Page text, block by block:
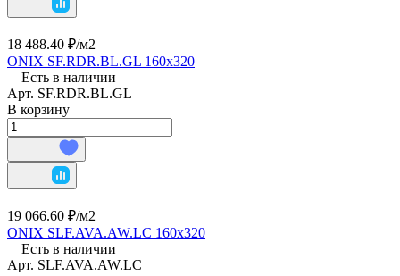
18 488.40 ₽/м2
ONIX SF.RDR.BL.GL 160х320
Есть в наличии
Арт. SF.RDR.BL.GL
В корзину
19 066.60 ₽/м2
ONIX SLF.AVA.AW.LC 160х320
Есть в наличии
Арт. SLF.AVA.AW.LC